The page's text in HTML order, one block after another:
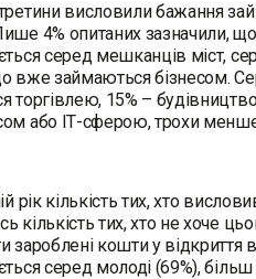
висловили бажання
4% опитаних зазначили,
серед мешканців міст,
вже займаються бізнесом.
торгівлею, 15% –
або ІТ-сферою, трохи
рік кількість тих, хто
кількість тих, хто не хоче
зароблені кошти у відкриття
серед молоді (69%),